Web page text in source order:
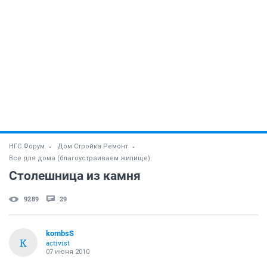
НГС.Форум
Дом Стройка Ремонт
Все для дома (благоустраиваем жилище)
Столешница из камня
9289 29
K
kombsS
activist
07 июня 2010